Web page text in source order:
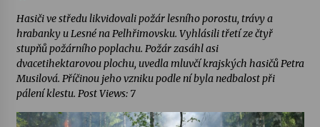
Hasiči ve středu likvidovali požár lesního porostu, trávy a
hrabanky u Lesné na Pelhřimovsku. Vyhlásili třetí ze čtyř
stupňů požárního poplachu. Požár zasáhl asi
dvacetihektarovou plochu, uvedla mluvčí krajských hasičů Petra
Musilová. Příčinou jeho vzniku podle ní byla nedbalost při
pálení klestu. Post Views: 7